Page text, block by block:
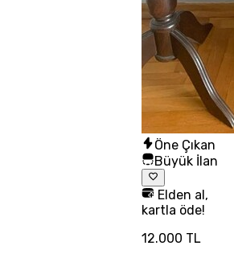
Öne Çıkan
Büyük İlan
Elden al,
kartla öde!
12.000 TL